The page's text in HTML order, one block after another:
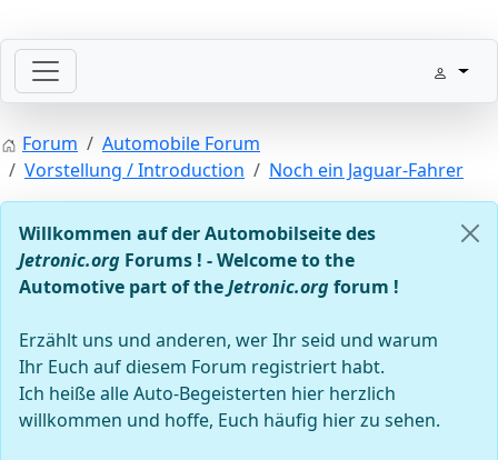
Willkommen mit der Zündung
Steuergeräte D-Jetronic & KE-Jetronic: Prüfen und
Forum
Automobile Forum
Vorstellung / Introduction
Noch ein Jaguar-Fahrer
Willkommen auf der Automobilseite des
Jetronic.org Forums ! - Welcome to the
Automotive part of theJetronic.orgforum !
Erzählt uns und anderen, wer Ihr seid und warum
Ihr Euch auf diesem Forum registriert habt.
Ich heiße alle Auto-Begeisterten hier herzlich
willkommen und hoffe, Euch häufig hier zu sehen.